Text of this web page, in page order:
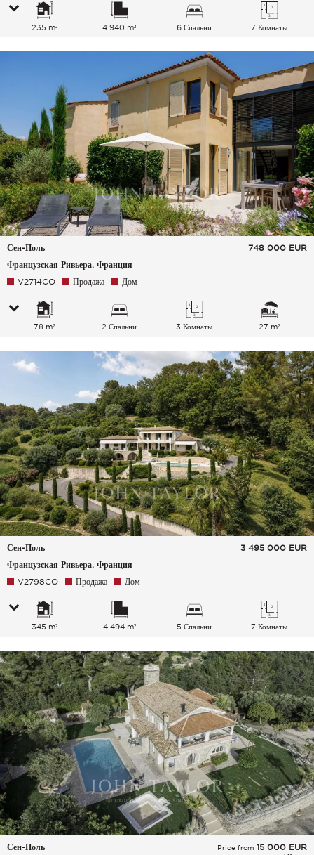
235 m² 4 940 m² 6 Спальни 7 Комнаты
Сен-Поль
Французская Ривьера, Франция
748 000 EUR
V2714CO Продажа Дом
78 m² 2 Спальни 3 Комнаты 27 m²
Сен-Поль
Французская Ривьера, Франция
3 495 000 EUR
V2798CO Продажа Дом
345 m² 4 494 m² 5 Спальни 7 Комнаты
Сен-Поль Price from 15 000 EUR